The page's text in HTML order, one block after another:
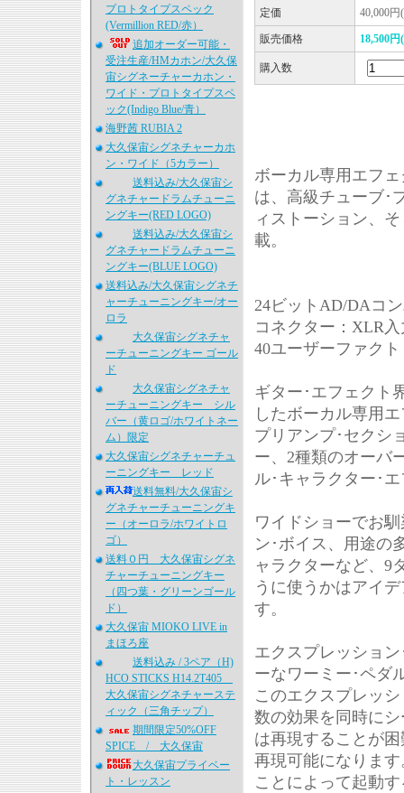
プロトタイプスペック
(Vermillion RED/赤）
追加オーダー可能・
受注生産/HMカホン/大久保
宙シグネーチャーカホン・
ワイド・プロトタイプスペ
ック(Indigo Blue/青）
海野茜 RUBIA 2
大久保宙シグネチャーカホ
ン・ワイド（5カラー）
送料込み/大久保宙シ
グネチャードラムチューニ
ングキー(RED LOGO)
送料込み/大久保宙シ
グネチャードラムチューニ
ングキー(BLUE LOGO)
送料込み/大久保宙シグネチ
ャーチューニングキー/オー
ロラ
大久保宙シグネチャ
ーチューニングキー ゴール
ド
大久保宙シグネチャ
ーチューニングキー シル
バー（黄ロゴ/ホワイトネー
ム）限定
大久保宙シグネチャーチュ
ーニングキー レッド
送料無料/大久保宙シ
グネチャーチューニングキ
ー（オーロラ/ホワイトロ
ゴ）
送料０円 大久保宙シグネ
チャーチューニングキー
（四つ葉・グリーンゴール
ド）
大久保宙 MIOKO LIVE in
まほろ座
送料込み / 3ペア（H)
HCO STICKS H14.2T405
大久保宙シグネチャーステ
ィック（三角チップ）
期間限定50%OFF
SPICE / 大久保宙
大久保宙プライベー
ト・レッスン
定価 40,000円
販売価格 18,500
購入数
ボーカル専用エフ
は、高級チューブ･
ィストーション、
載。
24ビットAD/DAコ
コネクター：XLR
40ユーザーファク
ギター･エフェクト
したボーカル専用
プリアンプ･セクシ
ー、2種類のオーバ
ル･キャラクター･
ワイドショーでお
ン･ボイス、用途の
ャラクターなど、9
うに使うかはアイ
す。
エクスプレッショ
ーなワーミー･ペダ
このエクスプレッ
数の効果を同時に
は再現することが
再現可能になりま
ことによって起動